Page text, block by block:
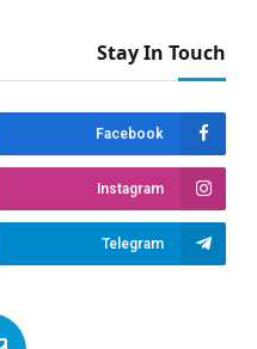
Stay In Touch
Facebook
Instagram
Telegram